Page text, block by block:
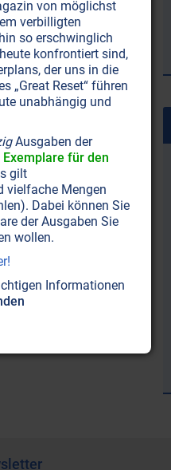
sein. Gewisse
reichen Westens
kämpfen. Sie
Hochfinanz
von möglichst
verbilligten
so erschwinglich
konfrontiert sind,
der uns in die
„Great Reset“ führen
unabhängig und
Ausgaben der
für den
gilt
vielfache Mengen
Dabei können Sie
der Ausgaben Sie
wollen.
Informationen